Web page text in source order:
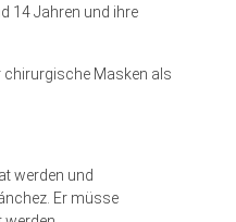
14 Jahren und ihre
chirurgische Masken als
werden und
Er müsse